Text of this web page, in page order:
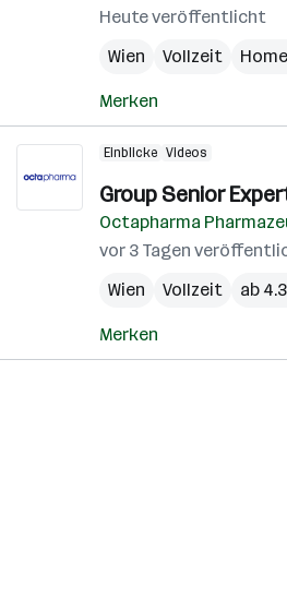
Heute veröffentlicht
Wien
Vollzeit
Merken
Einblicke Videos
Group Senior
Octapharma
vor 3 Tagen
Wien
Vollzeit ab
Merken